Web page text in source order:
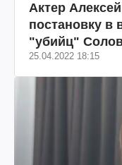
Актер
постановку в
"убийц"
25.04.2022 18:15